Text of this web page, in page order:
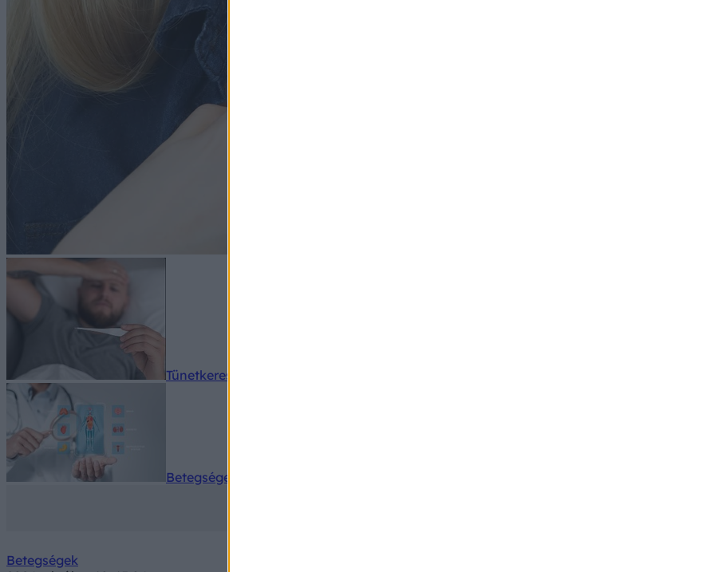
Tünetkereső
Betegségek A-Z
Betegségek